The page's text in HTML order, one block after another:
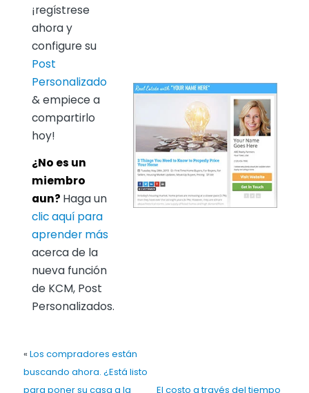
¡regístrese
ahora y
configure su
Post
Personalizado
& empiece a
compartirlo
hoy!
¿No es un
miembro
aun? Haga un
clic aquí para
aprender más
acerca de la
nueva función
de KCM, Post
Personalizados.
« Los compradores están
buscando ahora. ¿Está listo
para poner su casa a la
El costo a través del tiempo